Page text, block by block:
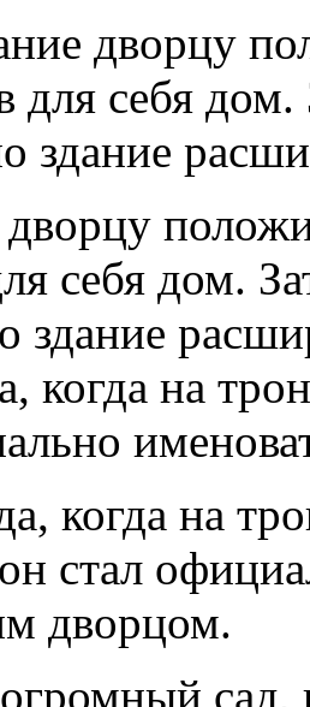
себя дом.
здание
когда на